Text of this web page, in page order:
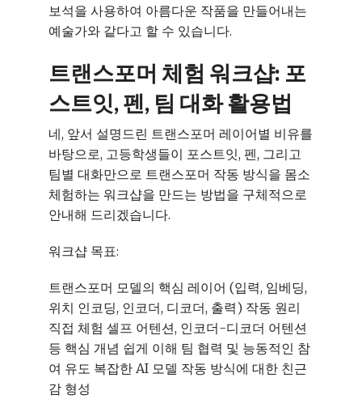
보석을 사용하여 아름다운 작품을 만들어내는
예술가와 같다고 할 수 있습니다.
트랜스포머 체험 워크샵: 포
스트잇, 펜, 팀 대화 활용법
네, 앞서 설명드린 트랜스포머 레이어별 비유를
바탕으로, 고등학생들이 포스트잇, 펜, 그리고
팀별 대화만으로 트랜스포머 작동 방식을 몸소
체험하는 워크샵을 만드는 방법을 구체적으로
안내해 드리겠습니다.
워크샵 목표:
트랜스포머 모델의 핵심 레이어 (입력, 임베딩,
위치 인코딩, 인코더, 디코더, 출력) 작동 원리
직접 체험 셀프 어텐션, 인코더-디코더 어텐션
등 핵심 개념 쉽게 이해 팀 협력 및 능동적인 참
여 유도 복잡한 AI 모델 작동 방식에 대한 친근
감 형성